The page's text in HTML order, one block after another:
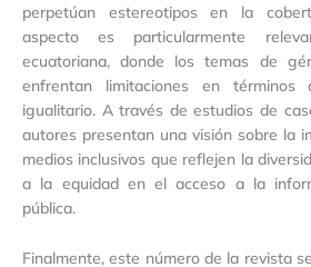
perpetúan estereotipos en la
aspecto es particularmente
ecuatoriana, donde los temas de
enfrentan limitaciones en
igualitario. A través de estudios de
autores presentan una visión sobre la
medios inclusivos que reflejen la
a la equidad en el acceso a la
pública.
Finalmente, este número de la revista